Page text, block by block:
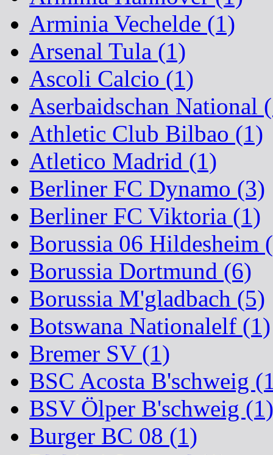
Arminia Vechelde (1)
Arsenal Tula (1)
Ascoli Calcio (1)
Aserbaidschan National
Athletic Club Bilbao (1)
Atletico Madrid (1)
Berliner FC Dynamo (3)
Berliner FC Viktoria (1)
Borussia 06 Hildesheim
Borussia Dortmund (6)
Borussia M'gladbach (5)
Botswana Nationalelf (1)
Bremer SV (1)
BSC Acosta B'schweig
BSV Ölper B'schweig (1)
Burger BC 08 (1)